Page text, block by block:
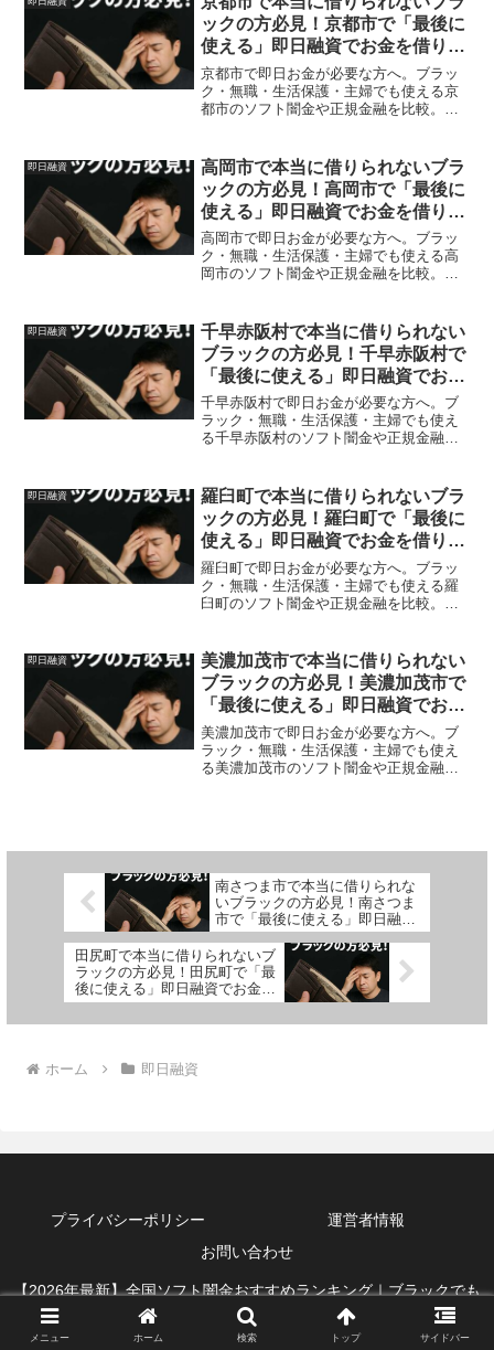
ックの方必見！京都市で「最後に
使える」即日融資でお金を借りる
方法を紹介！
京都市で即日お金が必要な方へ。ブラッ
ク・無職・生活保護・主婦でも使える京
都市のソフト闇金や正規金融を比較。安
即日融資
高岡市で本当に借りられないブラ
ックの方必見！高岡市で「最後に
使える」即日融資でお金を借りる
方法を紹介！
高岡市で即日お金が必要な方へ。ブラッ
ク・無職・生活保護・主婦でも使える高
岡市のソフト闇金や正規金融を比較。安
即日融資
千早赤阪村で本当に借りられない
ブラックの方必見！千早赤阪村で
「最後に使える」即日融資でお金
を借りる方法を紹介！
千早赤阪村で即日お金が必要な方へ。ブ
ラック・無職・生活保護・主婦でも使え
る千早赤阪村のソフト闇金や正規金融を
即日融資
羅臼町で本当に借りられないブラ
ックの方必見！羅臼町で「最後に
使える」即日融資でお金を借りる
方法を紹介！
羅臼町で即日お金が必要な方へ。ブラッ
ク・無職・生活保護・主婦でも使える羅
臼町のソフト闇金や正規金融を比較。安
即日融資
美濃加茂市で本当に借りられない
ブラックの方必見！美濃加茂市で
「最後に使える」即日融資でお金
を借りる方法を紹介！
美濃加茂市で即日お金が必要な方へ。ブ
ラック・無職・生活保護・主婦でも使え
る美濃加茂市のソフト闇金や正規金融を
南さつま市で本当に借りられな
いブラックの方必見！南さつま
市で「最後に使える」即日融資
でお金を借りる方法を紹介！
田尻町で本当に借りられないブ
ラックの方必見！田尻町で「最
後に使える」即日融資でお金を
借りる方法を紹介！
ホーム 即日融資
プライバシーポリシー
運営者情報
お問い合わせ
【2026年最新】全国ソフト闇金おすすめランキング｜ブラックでも
借りれる即日融資
メニュー ホーム 検索 トップ サイドバー